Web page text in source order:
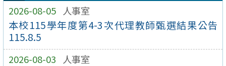
2026-08-05 人事室
本校115學年度第4-3次代理教師甄選結果公告
115.8.5
2026-08-03 人事室